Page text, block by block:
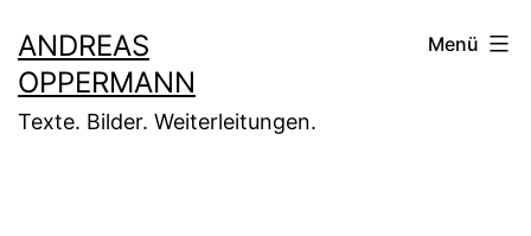
Inhalt
springen
ANDREAS
OPPERMANN
Texte. Bilder. Weiterleitungen.
Menü